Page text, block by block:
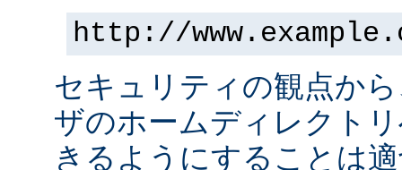
http://
セキュリティの観点か
ザのホームディレクト
きるようにすることは